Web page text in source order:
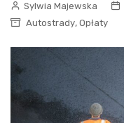
Sylwia Majewska
Autostrady, Opłaty